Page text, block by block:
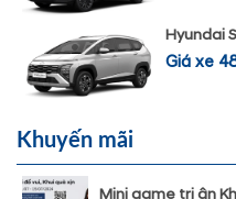
Hyundai
Giá xe
Khuyến mãi
Mini game tri ân